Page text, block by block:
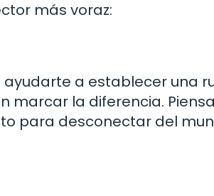
más voraz:
a establecer una
marcar la diferencia.
para desconectar del